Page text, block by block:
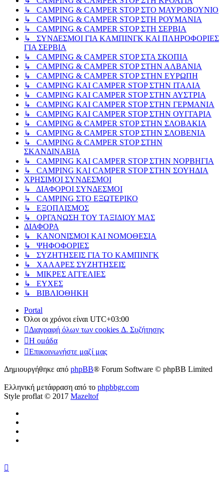
↳ CAMPING & CAMPER STOP ΣΤΟ ΜΑΥΡΟΒΟΥΝΙΟ
↳ CAMPING & CAMPER STOP ΣΤΗ ΡΟΥΜΑΝΙΑ
↳ CAMPING & CAMPER STOP ΣΤΗ ΣΕΡΒΙΑ
↳ ΣΥΝΔΕΣΜΟΙ ΓΙΑ ΚΑΜΠΙΝΓΚ ΚΑΙ ΠΛΗΡΟΦΟΡΙΕΣ
ΓΙΑ ΣΕΡΒΙΑ
↳ CAMPING & CAMPER STOP ΣΤΑ ΣΚΟΠΙΑ
↳ CAMPING & CAMPER STOP ΣΤΗΝ ΑΛΒΑΝΙΑ
↳ CAMPING & CAMPER STOP ΣΤΗΝ ΕΥΡΩΠΗ
↳ CAMPING KAI CAMPER STOP ΣΤΗΝ ΙΤΑΛΙΑ
↳ CAMPING KAI CAMPER STOP ΣΤΗΝ ΑΥΣΤΡΙΑ
↳ CAMPING KAI CAMPER STOP ΣΤΗΝ ΓΕΡΜΑΝΙΑ
↳ CAMPING KAI CAMPER STOP ΣΤΗΝ ΟΥΓΓΑΡΙΑ
↳ CAMPING & CAMPER STOP ΣΤΗΝ ΣΛΟΒΑΚΙΑ
↳ CAMPING & CAMPER STOP ΣΤΗΝ ΣΛΟΒΕΝΙΑ
↳ CAMPING & CAMPER STOP ΣΤΗΝ
ΣΚΑΝΔΙΝΑΒΙΑ
↳ CAMPING KAI CAMPER STOP ΣΤΗΝ ΝΟΡΒΗΓΙΑ
↳ CAMPING KAI CAMPER STOP ΣΤΗΝ ΣΟΥΗΔΙΑ
ΧΡΗΣΙΜΟΙ ΣΥΝΔΕΣΜΟΙ
↳ ΔΙΑΦΟΡΟΙ ΣΥΝΔΕΣΜΟΙ
↳ CAMPING ΣΤΟ ΕΞΩΤΕΡΙΚΟ
↳ ΕΞΟΠΛΙΣΜΟΣ
↳ ΟΡΓΑΝΩΣΗ ΤΟΥ ΤΑΞΙΔΙΟΥ ΜΑΣ
ΔΙΑΦΟΡΑ
↳ ΚΑΝΟΝΙΣΜΟΙ ΚΑΙ ΝΟΜΟΘΕΣΙΑ
↳ ΨΗΦΟΦΟΡΙΕΣ
↳ ΣΥΖΗΤΗΣΕΙΣ ΓΙΑ ΤΟ ΚΑΜΠΙΝΓΚ
↳ ΧΑΛΑΡΕΣ ΣΥΖΗΤΗΣΕΙΣ
↳ ΜΙΚΡΕΣ ΑΓΓΕΛΙΕΣ
↳ ΕΥΧΕΣ
↳ ΒΙΒΛΙΟΘΗΚΗ
Portal
Όλοι οι χρόνοι είναι UTC+03:00
Διαγραφή όλων των cookies Δ. Συζήτησης
Η ομάδα
Επικοινωνήστε μαζί μας
Δημιουργήθηκε από phpBB® Forum Software © phpBB Limited
Ελληνική μετάφραση από το phpbbgr.com
Style proflat © 2017 Mazeltof